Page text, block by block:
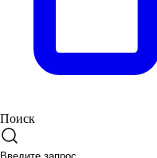
Поиск